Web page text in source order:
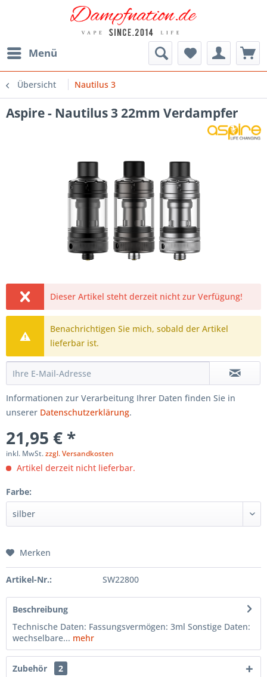
Menü
Übersicht Nautilus 3
Aspire - Nautilus 3 22mm Verdampfer
Dieser Artikel steht derzeit nicht zur Verfügung!
Benachrichtigen Sie mich, sobald der Artikel
lieferbar ist.
Informationen zur Verarbeitung Ihrer Daten finden Sie in
unserer Datenschutzerklärung.
21,95 € *
inkl. MwSt.zzgl. Versandkosten
Artikel derzeit nicht lieferbar.
Farbe:
Merken
Artikel-Nr.: SW22800
Beschreibung
Technische Daten: Fassungsvermögen: 3ml Sonstige Daten:
wechselbare... mehr
Zubehör 2